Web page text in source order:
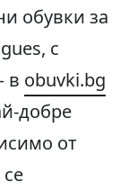
обувки за
с
в obuvki.bg
добре
от